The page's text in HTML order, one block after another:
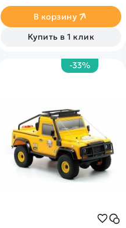
Пропорциональное
управление
В корзину
Купить в 1 клик
-33%